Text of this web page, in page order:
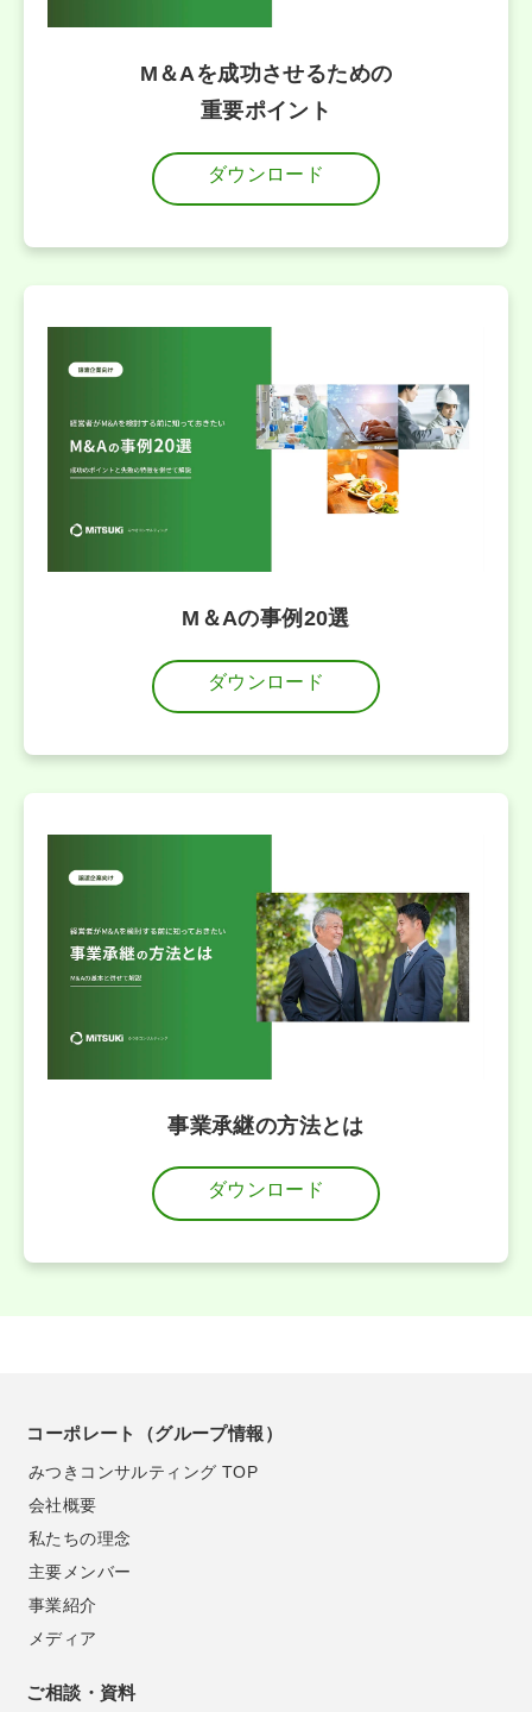
M＆Aを成功させるための
重要ポイント
ダウンロード
M＆Aの事例20選
ダウンロード
事業承継の方法とは
ダウンロード
コーポレート（グループ情報）
みつきコンサルティング TOP
会社概要
私たちの理念
主要メンバー
事業紹介
メディア
ご相談・資料